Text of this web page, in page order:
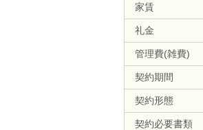
家賃
礼金
管理費(雑費)
契約期間
契約形態
契約必要書類